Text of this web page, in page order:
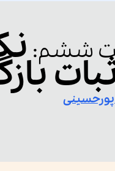
ششم:
پورحسینی